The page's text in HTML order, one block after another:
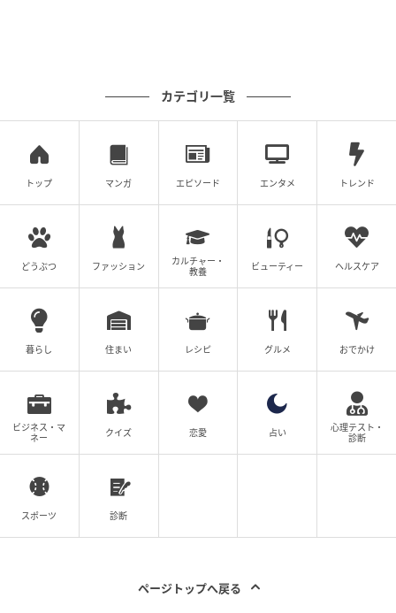
無理だしするつもりがないから』
自宅で介護をするのはとても大変なこと。しかも寝た
きりの状態ならば難易度はさらに跳ね上がるでしょ
う。義母はせっかく特別養護老人ホームに入れたので
すから、この際割り切ってお金を払ってしまったほう
が今後が安心かもしれないと考えたのでしょう。損し
て得取れ、と言ったところでしょうか。
はたして投稿者さんたちの選択は……
投稿者さんたちは義両親を含めた全員で話し合いをし
たようです。
『話し合いが終わりました。特養の費用は最低価格で、義両親
カテゴリ一覧
トップ マンガ エピソード エンタメ トレンド
どうぶつ ファッション
カルチャー・
教養
ビューティー ヘルスケア
暮らし 住まい レシピ グルメ おでかけ
ビジネス・マ
ネー
クイズ 恋愛 占い
心理テスト・
診断
スポーツ 診断
ページトップへ戻る